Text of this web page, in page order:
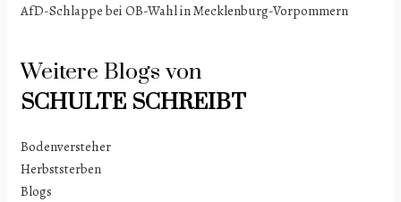
AfD-Schlappe bei OB-Wahl in Mecklenburg-Vorpommern
Weitere Blogs von
SCHULTE SCHREIBT
Bodenversteher
Herbststerben
Blogs